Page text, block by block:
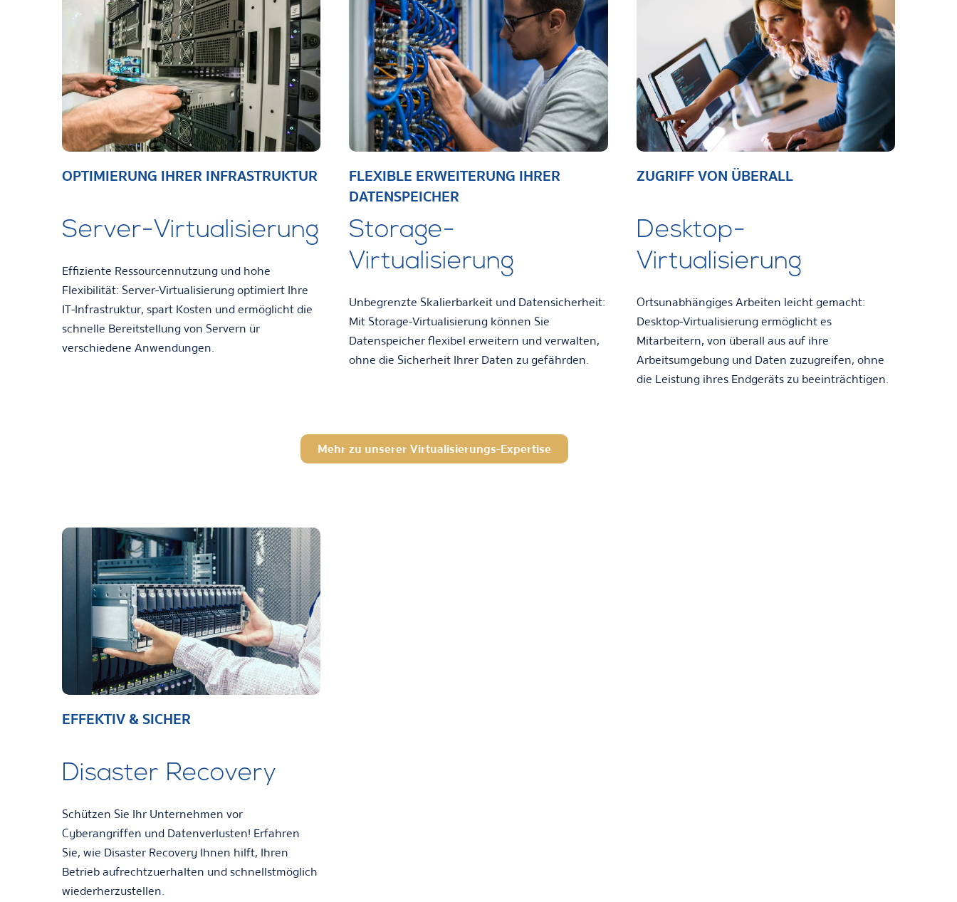
OPTIMIERUNG IHRER INFRASTRUKTUR
Server-Virtualisierung
Effiziente Ressourcennutzung und hohe
Flexibilität: Server-Virtualisierung optimiert Ihre
IT-Infrastruktur, spart Kosten und ermöglicht die
schnelle Bereitstellung von Servern ür
verschiedene Anwendungen.
FLEXIBLE ERWEITERUNG IHRER
DATENSPEICHER
Storage-
Virtualisierung
Unbegrenzte Skalierbarkeit und Datensicherheit:
Mit Storage-Virtualisierung können Sie
Datenspeicher flexibel erweitern und verwalten,
ohne die Sicherheit Ihrer Daten zu gefährden.
ZUGRIFF VON ÜBERALL
Desktop-
Virtualisierung
Ortsunabhängiges Arbeiten leicht gemacht:
Desktop-Virtualisierung ermöglicht es
Mitarbeitern, von überall aus auf ihre
Arbeitsumgebung und Daten zuzugreifen, ohne
die Leistung ihres Endgeräts zu beeinträchtigen.
Mehr zu unserer Virtualisierungs-Expertise
EFFEKTIV & SICHER
Disaster Recovery
Schützen Sie Ihr Unternehmen vor
Cyberangriffen und Datenverlusten! Erfahren
Sie, wie Disaster Recovery Ihnen hilft, Ihren
Betrieb aufrechtzuerhalten und schnellstmöglich
wiederherzustellen.